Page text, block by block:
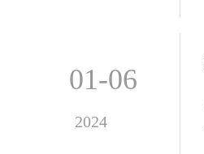
01-06
2024